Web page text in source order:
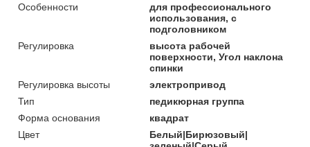
Особенности
для профессионального
использования, с
подголовником
Регулировка
высота рабочей
поверхности, Угол наклона
спинки
Регулировка высоты
электропривод
Тип
педикюрная группа
Форма основания
квадрат
Цвет
Белый|Бирюзовый|